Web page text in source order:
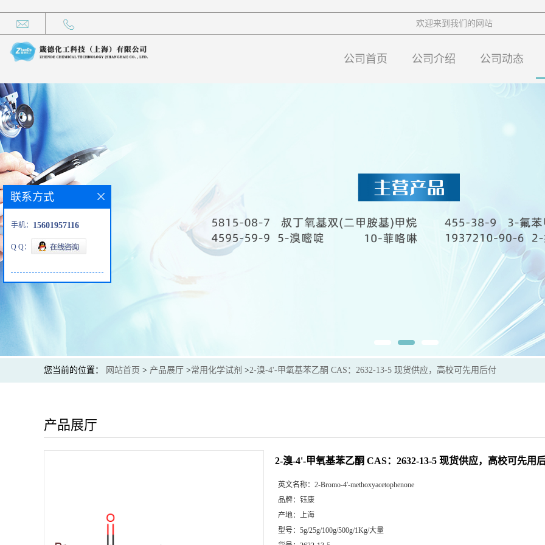
欢迎来到我们的网站
公司首页 公司介绍 公司动态
您当前的位置： 网站首页 > 产品展厅 >常用化学试剂 >2-溴-4'-甲氧基苯乙酮 CAS：2632-13-5 现货供应，高校可先用后付
产品展厅
2-溴-4'-甲氧基苯乙酮 CAS：2632-13-5 现货供应，高校可先用
英文名称： 2-Bromo-4'-methoxyacetophenone
品牌： 钰康
产地： 上海
型号： 5g/25g/100g/500g/1Kg/大量
联系方式
手机： 15601957116
Q Q：